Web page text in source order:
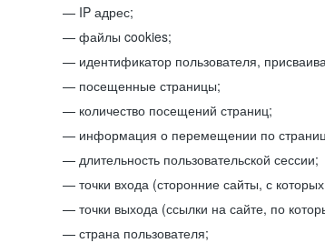
IP адрес;
файлы cookies;
идентификатор пользователя,
посещенные страницы;
количество посещений страниц;
информация о перемещении по
длительность пользовательской сессии;
точки входа (сторонние сайты, с
точки выхода (ссылки на сайте, по
страна пользователя;